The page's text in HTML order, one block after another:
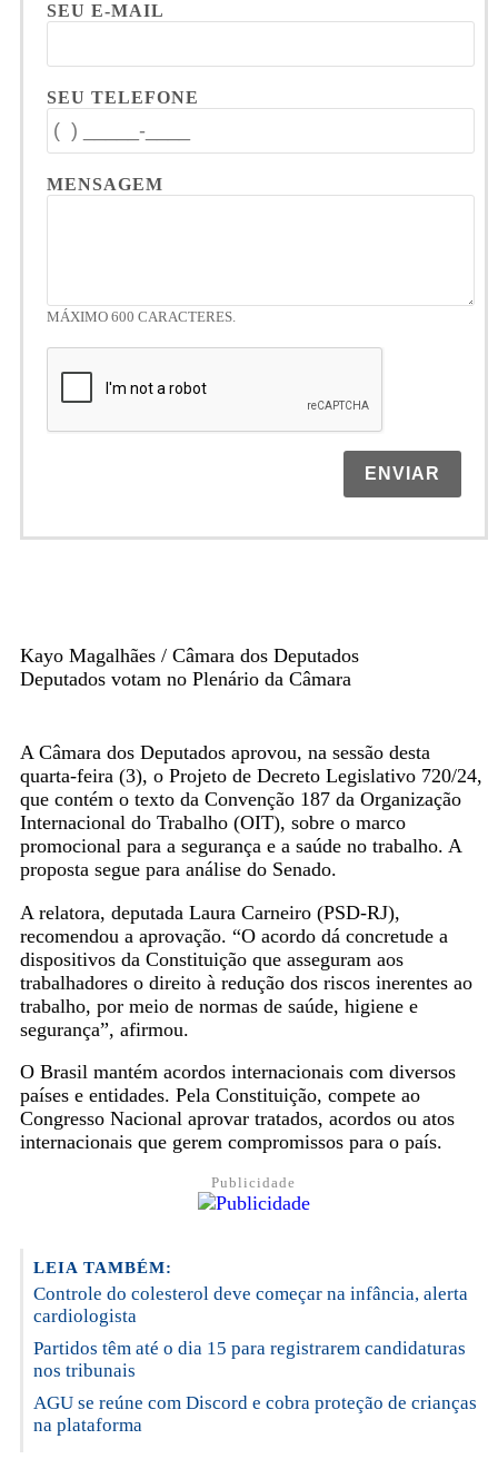
SEU E-MAIL
SEU TELEFONE
MENSAGEM
MÁXIMO 600 CARACTERES.
ENVIAR
Kayo Magalhães / Câmara dos Deputados
Deputados votam no Plenário da Câmara
A Câmara dos Deputados aprovou, na sessão desta
quarta-feira (3), o Projeto de Decreto Legislativo 720/24,
que contém o texto da Convenção 187 da Organização
Internacional do Trabalho (OIT), sobre o marco
promocional para a segurança e a saúde no trabalho. A
proposta segue para análise do Senado.
A relatora, deputada Laura Carneiro (PSD-RJ),
recomendou a aprovação. “O acordo dá concretude a
dispositivos da Constituição que asseguram aos
trabalhadores o direito à redução dos riscos inerentes ao
trabalho, por meio de normas de saúde, higiene e
segurança”, afirmou.
O Brasil mantém acordos internacionais com diversos
países e entidades. Pela Constituição, compete ao
Congresso Nacional aprovar tratados, acordos ou atos
internacionais que gerem compromissos para o país.
Publicidade
LEIA TAMBÉM:
Controle do colesterol deve começar na infância, alerta
cardiologista
Partidos têm até o dia 15 para registrarem candidaturas
nos tribunais
AGU se reúne com Discord e cobra proteção de crianças
na plataforma